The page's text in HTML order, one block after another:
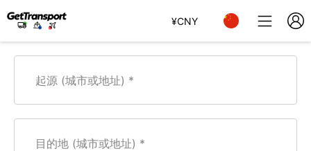
¥CNY
起源 (城市或地址)
目的地 (城市或地址)